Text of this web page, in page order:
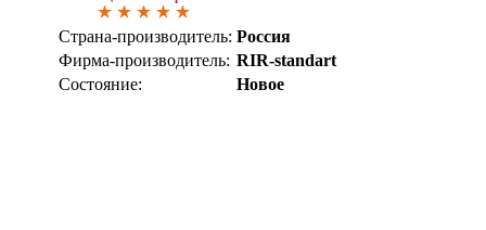
Страна-производитель: Россия
Фирма-производитель: RIR-standart
Состояние:
Новое